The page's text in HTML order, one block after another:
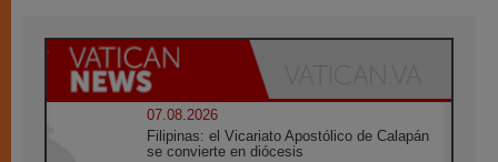
07.08.2026
Filipinas: el Vicariato Apostólico de Calapán
se convierte en diócesis